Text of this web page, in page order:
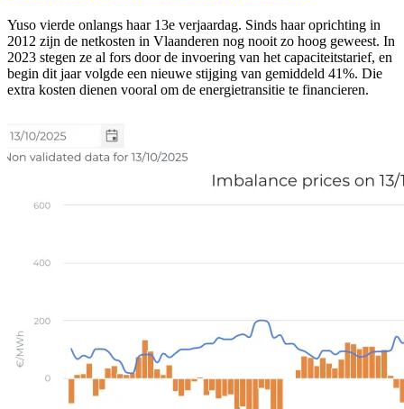
Yuso vierde onlangs haar 13e verjaardag. Sinds haar oprichting in
2012 zijn de netkosten in Vlaanderen nog nooit zo hoog geweest. In
2023 stegen ze al fors door de invoering van het capaciteitstarief, en
begin dit jaar volgde een nieuwe stijging van gemiddeld 41%. Die
extra kosten dienen vooral om de energietransitie te financieren.